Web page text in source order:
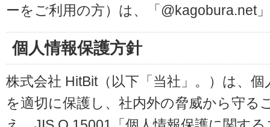
ーをご利用の方）は、「@kagobura.net
個人情報保護方針
株式会社 HitBit（以下「当社」。）は、
を適切に保護し、社内外の脅威から守る